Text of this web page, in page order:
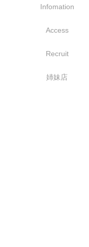
Infomation
Access
Recruit
姉妹店